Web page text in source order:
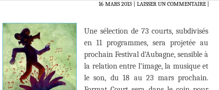
16 MARS 2013 LAISSER UN COMMENTAIRE|
Une sélection de 73 courts, subdivisés
en 11 programmes, sera projetée au
prochain Festival d’Aubagne, sensible à
la relation entre l’image, la musique et
le son, du 18 au 23 mars prochain.